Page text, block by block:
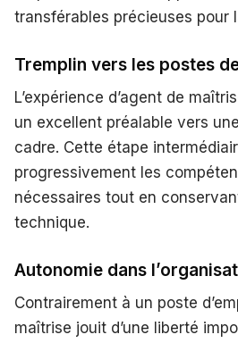
transférables précieuses pour
Tremplin vers les postes
L’expérience d’agent de
un excellent préalable vers
cadre. Cette étape
progressivement les
nécessaires tout en
technique.
Autonomie dans
Contrairement à un poste
maîtrise jouit d’une liberté